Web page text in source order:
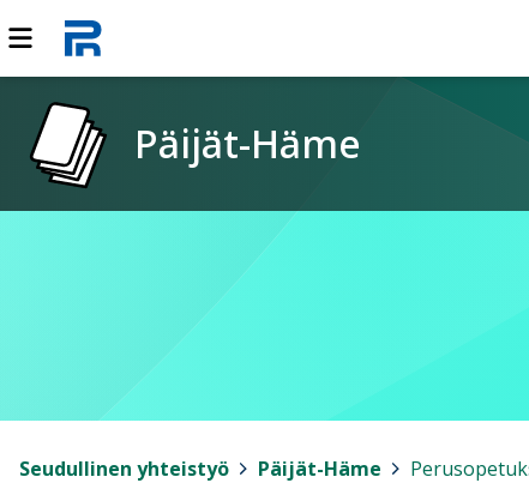
Päijät-Häme
Seudullinen yhteistyö Päijät-Häme